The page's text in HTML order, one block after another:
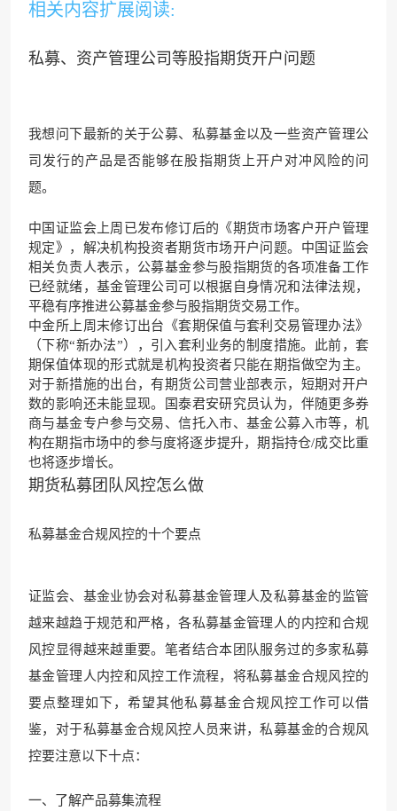
相关内容扩展阅读:
私募、资产管理公司等股指期货开户问题
我想问下最新的关于公募、私募基金以及一些资产管理公
司发行的产品是否能够在股指期货上开户对冲风险的问
题。
中国证监会上周已发布修订后的《期货市场客户开户管理
规定》，解决机构投资者期货市场开户问题。中国证监会
相关负责人表示，公募基金参与股指期货的各项准备工作
已经就绪，基金管理公司可以根据自身情况和法律法规，
平稳有序推进公募基金参与股指期货交易工作。
中金所上周末修订出台《套期保值与套利交易管理办法》
（下称“新办法”），引入套利业务的制度措施。此前，套
期保值体现的形式就是机构投资者只能在期指做空为主。
对于新措施的出台，有期货公司营业部表示，短期对开户
数的影响还未能显现。国泰君安研究员认为，伴随更多券
商与基金专户参与交易、信托入市、基金公募入市等，机
构在期指市场中的参与度将逐步提升，期指持仓/成交比重
也将逐步增长。
期货私募团队风控怎么做
私募基金合规风控的十个要点
证监会、基金业协会对私募基金管理人及私募基金的监管
越来越趋于规范和严格，各私募基金管理人的内控和合规
风控显得越来越重要。笔者结合本团队服务过的多家私募
基金管理人内控和风控工作流程，将私募基金合规风控的
要点整理如下，希望其他私募基金合规风控工作可以借
鉴，对于私募基金合规风控人员来讲，私募基金的合规风
控要注意以下十点：
一、了解产品募集流程